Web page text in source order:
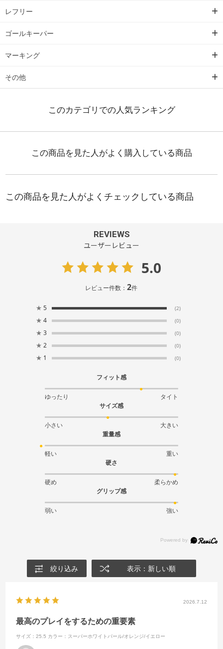
レフリー
ゴールキーパー
マーキング
その他
REVIEWS
ユーザーレビュー
5.0
レビュー件数：2件
★ 5 (2)
★ 4 (0)
★ 3 (0)
★ 2 (0)
★ 1 (0)
フィット感
ゆったり
タイト
サイズ感
小さい
大きい
重量感
軽い
重い
硬さ
硬め
柔らかめ
グリップ感
弱い 強い
絞り込み 表示：新しい順
2026.7.12
最高のプレイをするための重要素
サイズ：25.5 カラー：スーパーホワイトパール/オレンジ/イエロー